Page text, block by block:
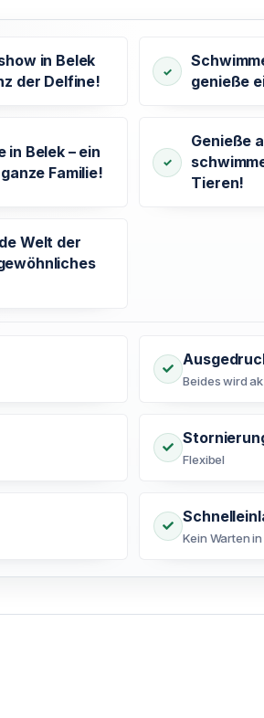
in Belek
der Delfine!
genieße
in Belek – ein
Familie!
Genieße
Tieren!
Welt der
Beides wird
Flexibel
Kein Warten